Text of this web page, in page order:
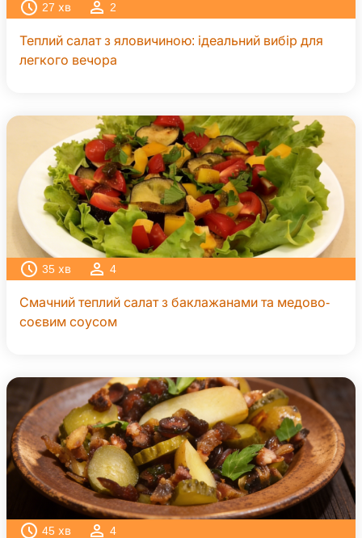
27 хв 2
Теплий салат з яловичиною: ідеальний вибір для
легкого вечора
35 хв 4
Смачний теплий салат з баклажанами та медово-
соєвим соусом
45 хв 4